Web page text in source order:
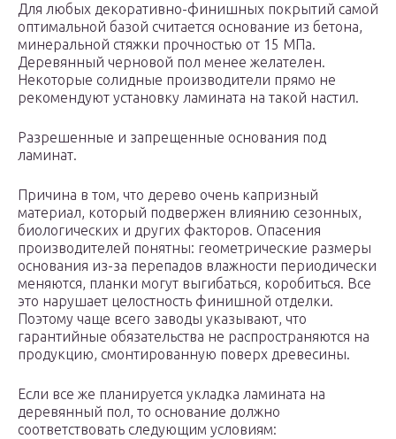
Для любых декоративно-финишных покрытий самой
оптимальной базой считается основание из бетона,
минеральной стяжки прочностью от 15 МПа.
Деревянный черновой пол менее желателен.
Некоторые солидные производители прямо не
рекомендуют установку ламината на такой настил.
Разрешенные и запрещенные основания под
ламинат.
Причина в том, что дерево очень капризный
материал, который подвержен влиянию сезонных,
биологических и других факторов. Опасения
производителей понятны: геометрические размеры
основания из-за перепадов влажности периодически
меняются, планки могут выгибаться, коробиться. Все
это нарушает целостность финишной отделки.
Поэтому чаще всего заводы указывают, что
гарантийные обязательства не распространяются на
продукцию, смонтированную поверх древесины.
Если все же планируется укладка ламината на
деревянный пол, то основание должно
соответствовать следующим условиям: